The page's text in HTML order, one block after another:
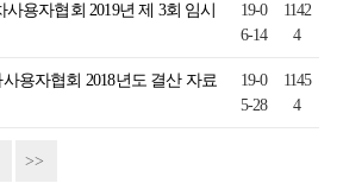
용자협회 2019년 제 3회 임시
19-0
6-14
1142
4
용자협회 2018년도 결산 자료
19-0
5-28
1145
4
>>